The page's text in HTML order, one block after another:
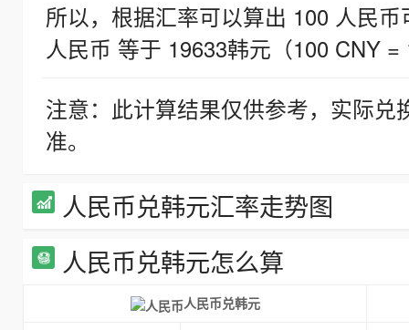
所以，根据汇率可以算出 100 人民
人民币 等于 19633韩元（100 CNY =
注意：此计算结果仅供参考，实际
准。
人民币兑韩元汇率走势图
人民币兑韩元怎么算
人民币兑韩元